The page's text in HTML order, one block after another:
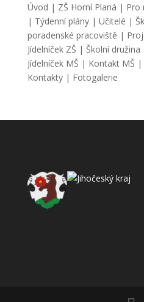
Úvod | ZŠ Horní Planá | Pro
| Týdenní plány| Učitelé |
poradenské pracoviště |
Jídelníček ZŠ | Školní družina
Jídelníček MŠ | Kontakt MŠ |
Kontakty| Fotogalerie